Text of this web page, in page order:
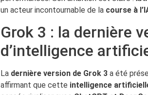
un acteur incontournable de la course à
Grok 3 : la dernière
d’intelligence
La dernière version de Grok 3 a été
affirmant que cette intelligence